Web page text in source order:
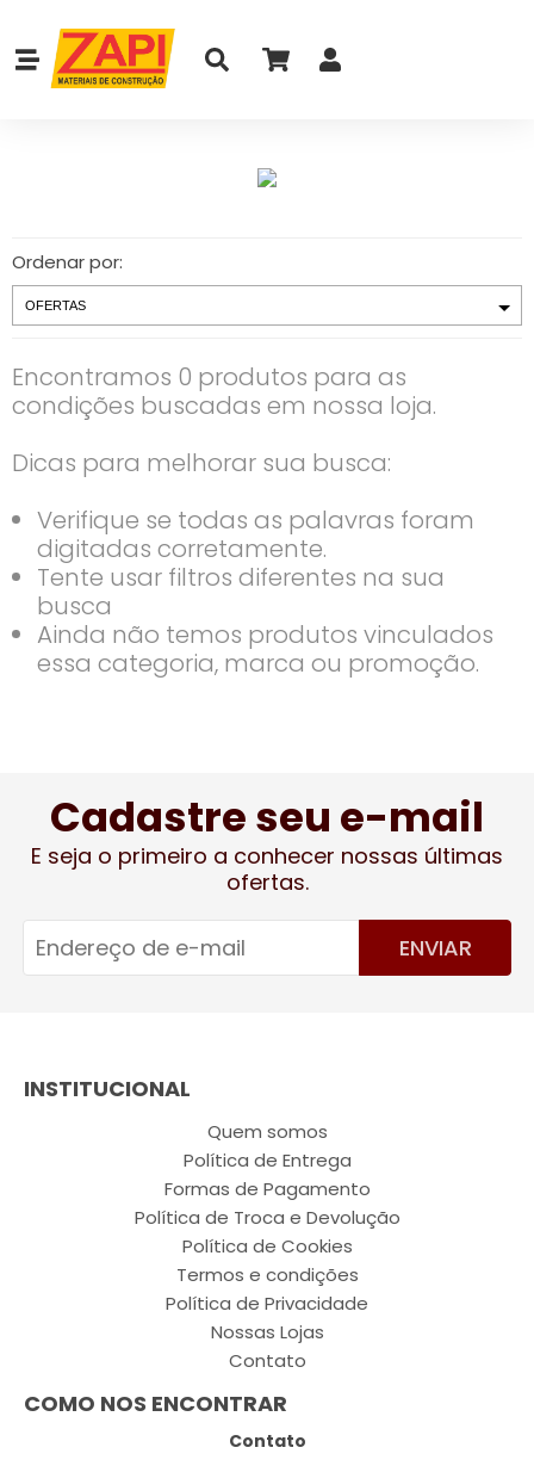
Ordenar por:
Encontramos 0 produtos para as
condições buscadas em nossa loja.
Dicas para melhorar sua busca:
Verifique se todas as palavras foram
digitadas corretamente.
Tente usar filtros diferentes na sua
busca
Ainda não temos produtos vinculados
essa categoria, marca ou promoção.
Cadastre seu e-mail
E seja o primeiro a conhecer nossas últimas
ofertas.
ENVIAR
INSTITUCIONAL
Quem somos
Política de Entrega
Formas de Pagamento
Política de Troca e Devolução
Política de Cookies
Termos e condições
Política de Privacidade
Nossas Lojas
Contato
COMO NOS ENCONTRAR
Contato